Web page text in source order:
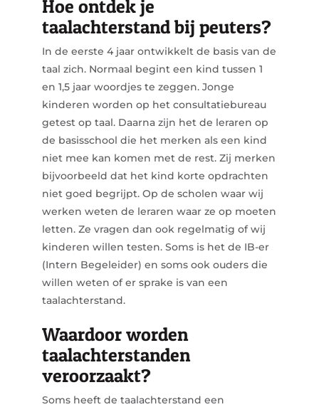
Hoe ontdek je
taalachterstand bij peuters?
In de eerste 4 jaar ontwikkelt de basis van de
taal zich. Normaal begint een kind tussen 1
en 1,5 jaar woordjes te zeggen. Jonge
kinderen worden op het consultatiebureau
getest op taal. Daarna zijn het de leraren op
de basisschool die het merken als een kind
niet mee kan komen met de rest. Zij merken
bijvoorbeeld dat het kind korte opdrachten
niet goed begrijpt. Op de scholen waar wij
werken weten de leraren waar ze op moeten
letten. Ze vragen dan ook regelmatig of wij
kinderen willen testen. Soms is het de IB-er
(Intern Begeleider) en soms ook ouders die
willen weten of er sprake is van een
taalachterstand.
Waardoor worden
taalachterstanden
veroorzaakt?
Soms heeft de taalachterstand een